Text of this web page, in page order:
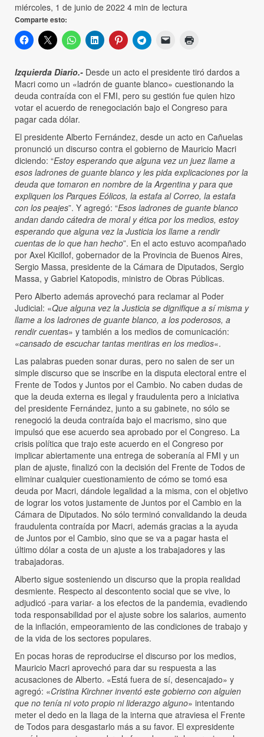
miércoles, 1 de junio de 2022 4 min de lectura
Comparte esto:
Izquierda Diario.- Desde un acto el presidente tiró dardos a
Macri como un «ladrón de guante blanco» cuestionando la
deuda contraída con el FMI, pero su gestión fue quien hizo
votar el acuerdo de renegociación bajo el Congreso para
pagar cada dólar.
El presidente Alberto Fernández, desde un acto en Cañuelas
pronunció un discurso contra el gobierno de Mauricio Macri
diciendo: “Estoy esperando que alguna vez un juez llame a
esos ladrones de guante blanco y les pida explicaciones por la
deuda que tomaron en nombre de la Argentina y para que
expliquen los Parques Eólicos, la estafa al Correo, la estafa
con los peajes”. Y agregó: “Esos ladrones de guante blanco
andan dando cátedra de moral y ética por los medios, estoy
esperando que alguna vez la Justicia los llame a rendir
cuentas de lo que han hecho”. En el acto estuvo acompañado
por Axel Kicillof, gobernador de la Provincia de Buenos Aires,
Sergio Massa, presidente de la Cámara de Diputados, Sergio
Massa, y Gabriel Katopodis, ministro de Obras Públicas.
Pero Alberto además aprovechó para reclamar al Poder
Judicial: «Que alguna vez la Justicia se dignifique a sí misma y
llame a los ladrones de guante blanco, a los poderosos, a
rendir cuentas» y también a los medios de comunicación:
«cansado de escuchar tantas mentiras en los medios«.
Las palabras pueden sonar duras, pero no salen de ser un
simple discurso que se inscribe en la disputa electoral entre el
Frente de Todos y Juntos por el Cambio. No caben dudas de
que la deuda externa es ilegal y fraudulenta pero a iniciativa
del presidente Fernández, junto a su gabinete, no sólo se
renegoció la deuda contraída bajo el macrismo, sino que
impulsó que ese acuerdo sea aprobado por el Congreso. La
crisis política que trajo este acuerdo en el Congreso por
implicar abiertamente una entrega de soberanía al FMI y un
plan de ajuste, finalizó con la decisión del Frente de Todos de
eliminar cualquier cuestionamiento de cómo se tomó esa
deuda por Macri, dándole legalidad a la misma, con el objetivo
de lograr los votos justamente de Juntos por el Cambio en la
Cámara de Diputados. No sólo terminó convalidando la deuda
fraudulenta contraída por Macri, además gracias a la ayuda
de Juntos por el Cambio, sino que se va a pagar hasta el
último dólar a costa de un ajuste a los trabajadores y las
trabajadoras.
Alberto sigue sosteniendo un discurso que la propia realidad
desmiente. Respecto al descontento social que se vive, lo
adjudicó -para variar- a los efectos de la pandemia, evadiendo
toda responsabilidad por el ajuste sobre los salarios, aumento
de la inflación, empeoramiento de las condiciones de trabajo y
de la vida de los sectores populares.
En pocas horas de reproducirse el discurso por los medios,
Mauricio Macri aprovechó para dar su respuesta a las
acusaciones de Alberto. «Está fuera de sí, desencajado» y
agregó: «Cristina Kirchner inventó este gobierno con alguien
que no tenía ni voto propio ni liderazgo alguno» intentando
meter el dedo en la llaga de la interna que atraviesa el Frente
de Todos para desgastarlo más a su favor. El expresidente